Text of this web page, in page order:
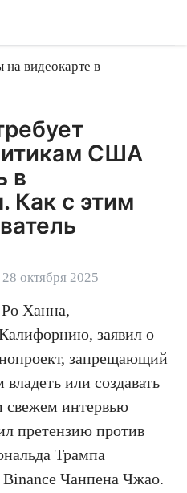
на видеокарте в
США
в
Как с этим
28 октября 2025
Ханна,
заявил о
запрещающий
или создавать
свежем интервью
претензию против
Трампа
Binance Чанпена Чжао.